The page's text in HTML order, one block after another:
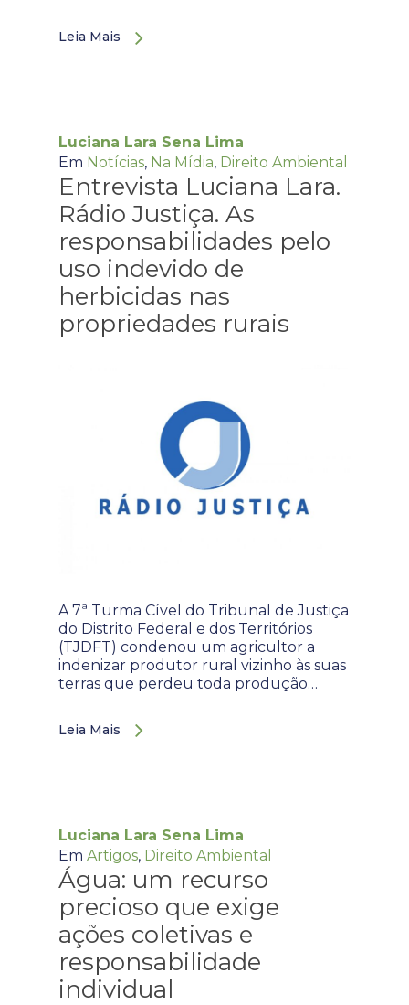
Leia Mais
Luciana Lara Sena Lima
Em Notícias, Na Mídia, Direito Ambiental
Entrevista Luciana Lara.
Rádio Justiça. As
responsabilidades pelo
uso indevido de
herbicidas nas
propriedades rurais
A 7ª Turma Cível do Tribunal de Justiça
do Distrito Federal e dos Territórios
(TJDFT) condenou um agricultor a
indenizar produtor rural vizinho às suas
terras que perdeu toda produção…
Leia Mais
Luciana Lara Sena Lima
Em Artigos, Direito Ambiental
Água: um recurso
precioso que exige
ações coletivas e
responsabilidade
individual